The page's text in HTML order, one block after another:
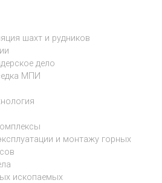
шахт и рудников
дело
МПИ
и монтажу горных
ископаемых